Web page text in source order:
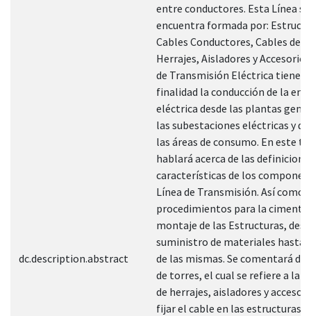
dc.description.abstract
entre conductores. Esta Línea se
encuentra formada por:
Cables Conductores, Cables de
Herrajes, Aisladores y
de Transmisión Eléctrica tiene
finalidad la conducción de la
eléctrica desde las plantas
las subestaciones eléctricas y
las áreas de consumo. En este
hablará acerca de las
características de los
Línea de Transmisión. Así como
procedimientos para la
montaje de las Estructuras,
suministro de materiales hasta
de las mismas. Se comentará
de torres, el cual se refiere a la
de herrajes, aisladores y
fijar el cable en las estructuras.